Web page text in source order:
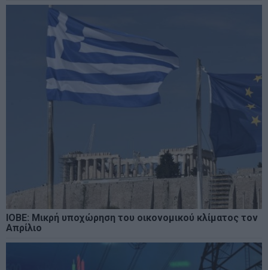
ΙΟΒΕ: Μικρή υποχώρηση του οικονομικού κλίματος τον
Απρίλιο